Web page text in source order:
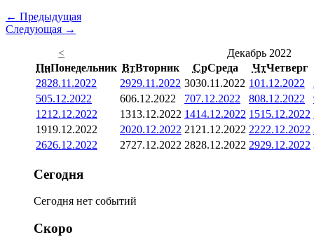
← Предыдущая
Следующая →
<
Декабрь 2022
ПнПонедельник ВтВторник СрСреда ЧтЧетверг
2828.11.2022 2929.11.2022 3030.11.2022 101.12.2022
505.12.2022 606.12.2022 707.12.2022 808.12.2022
1212.12.2022 1313.12.2022 1414.12.2022 1515.12.2022
1919.12.2022 2020.12.2022 21 21.12.2022 2222.12.2022
2626.12.2022 2727.12.2022 2828.12.2022 2929.12.2022
Сегодня
Сегодня нет событий
Скоро